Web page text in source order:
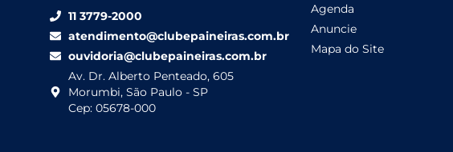
11 3779-2000
atendimento@clubepaineiras.com.br
ouvidoria@clubepaineiras.com.br
Av. Dr. Alberto Penteado, 605
Morumbi, São Paulo - SP
Cep: 05678-000
Agenda
Anuncie
Mapa do Site